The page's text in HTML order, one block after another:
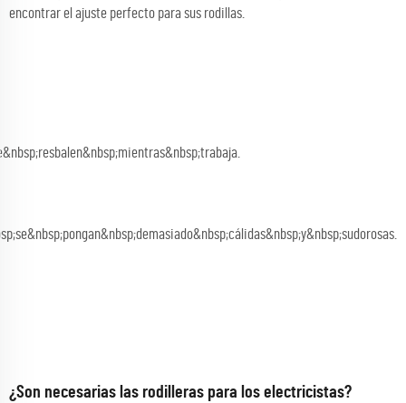
encontrar el ajuste perfecto para sus rodillas.
¿Son necesarias las rodilleras para los electricistas?